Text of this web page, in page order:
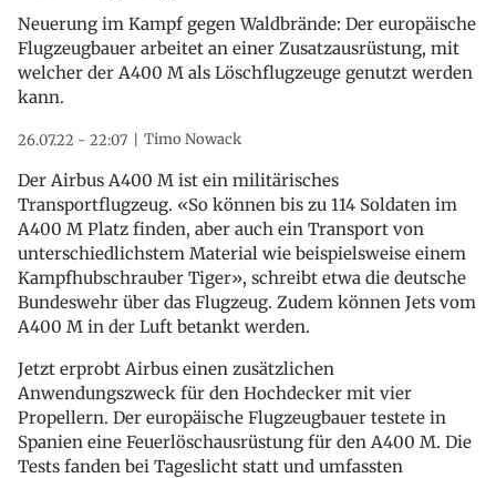
Neuerung im Kampf gegen Waldbrände: Der europäische
Flugzeugbauer arbeitet an einer Zusatzausrüstung, mit
welcher der A400 M als Löschflugzeuge genutzt werden
kann.
26.07.22 - 22:07 Timo Nowack
Der Airbus A400 M ist ein militärisches
Transportflugzeug. «So können bis zu 114 Soldaten im
A400 M Platz finden, aber auch ein Transport von
unterschiedlichstem Material wie beispielsweise einem
Kampfhubschrauber Tiger», schreibt etwa die deutsche
Bundeswehr über das Flugzeug. Zudem können Jets vom
A400 M in der Luft betankt werden.
Jetzt erprobt Airbus einen zusätzlichen
Anwendungszweck für den Hochdecker mit vier
Propellern. Der europäische Flugzeugbauer testete in
Spanien eine Feuerlöschausrüstung für den A400 M. Die
Tests fanden bei Tageslicht statt und umfassten